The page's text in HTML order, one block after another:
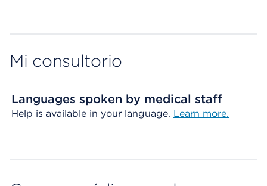
Mi consultorio
Languages spoken by medical staff
Help is available in your language. Learn more.